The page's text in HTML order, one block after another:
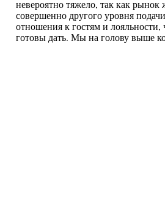
невероятно тяжело, так как рынок
совершенно другого уровня
отношения к гостям и
готовы дать. Мы на голову выше